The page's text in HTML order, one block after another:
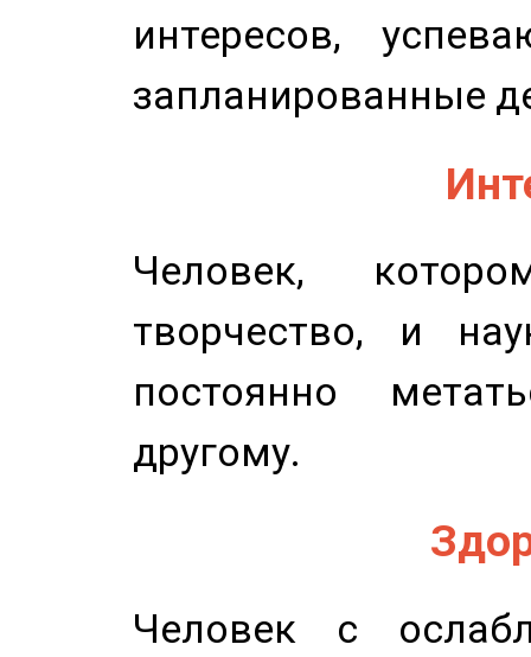
интересов,
запланированные
Человек,
творчество, и
постоянно
другому.
Человек с